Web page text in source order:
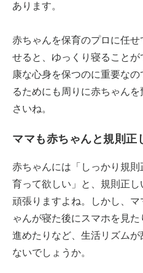
あります。
赤ちゃんを保育のプロに任
せると、ゆっくり寝ること
康な心身を保つのに重要な
るためにも周りに赤ちゃん
さいね。
ママも赤ちゃんと規則正
赤ちゃんには「しっかり規則
育って欲しい」と、規則正
頑張りますよね。しかし、
ゃんが寝た後にスマホを見
進めたりなど、生活リズム
ないでしょうか。